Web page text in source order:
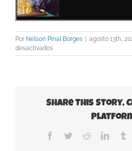
Por Nelson Pinal Borges | agosto 13th,
desactivadosen
CREATOR:
IJG
Share This Story,
Facebook
TwitterReddit